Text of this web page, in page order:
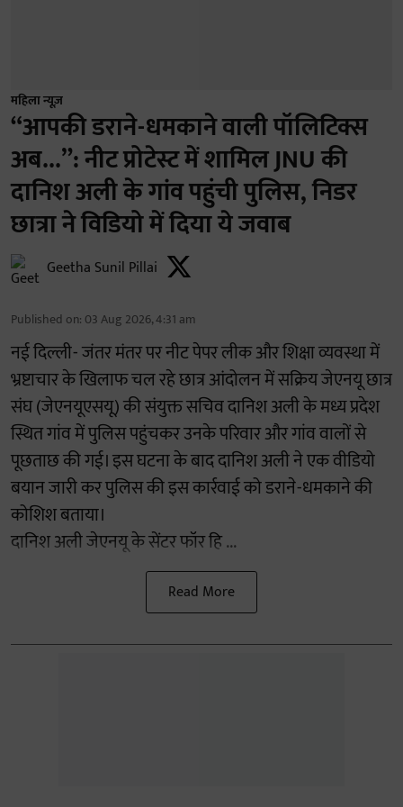
महिला न्यूज़
“आपकी डराने-धमकाने वाली पॉलिटिक्स
अब...”: नीट प्रोटेस्ट में शामिल JNU की
दानिश अली के गांव पहुंची पुलिस, निडर
छात्रा ने विडियो में दिया ये जवाब
Geetha Sunil Pillai
Published on: 03 Aug 2026, 4:31 am
नई दिल्ली- जंतर मंतर पर नीट पेपर लीक और शिक्षा व्यवस्था में
भ्रष्टाचार के खिलाफ चल रहे छात्र आंदोलन में सक्रिय जेएनयू छात्र
संघ (जेएनयूएसयू) की संयुक्त सचिव दानिश अली के मध्य प्रदेश
स्थित गांव में पुलिस पहुंचकर उनके परिवार और गांव वालों से
पूछताछ की गई। इस घटना के बाद दानिश अली ने एक वीडियो
बयान जारी कर पुलिस की इस कार्रवाई को डराने-धमकाने की
कोशिश बताया।
दानिश अली जेएनयू के सेंटर फॉर हि ...
Read More